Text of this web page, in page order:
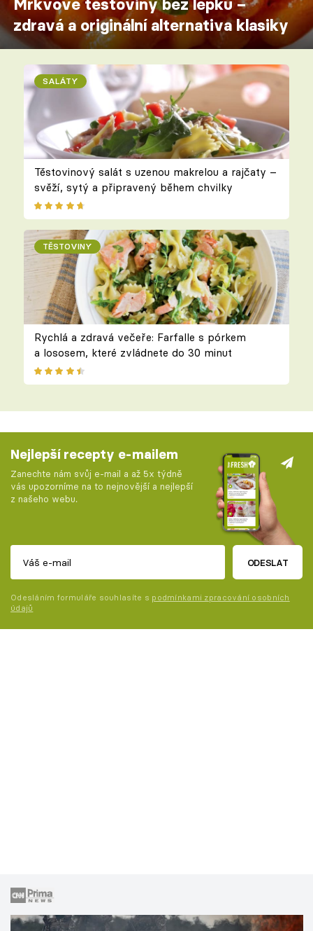
Mrkvové těstoviny bez lepku –
zdravá a originální alternativa klasiky
SALÁTY
Těstovinový salát s uzenou makrelou a rajčaty –
svěží, sytý a připravený během chvilky
TĚSTOVINY
Rychlá a zdravá večeře: Farfalle s pórkem
a lososem, které zvládnete do 30 minut
Nejlepší recepty e-mailem
Zanechte nám svůj e-mail a až 5x týdně
vás upozorníme na to nejnovější a nejlepší
z našeho webu.
ODESLAT
Odesláním formuláře souhlasíte s podmínkami zpracování osobních
údajů